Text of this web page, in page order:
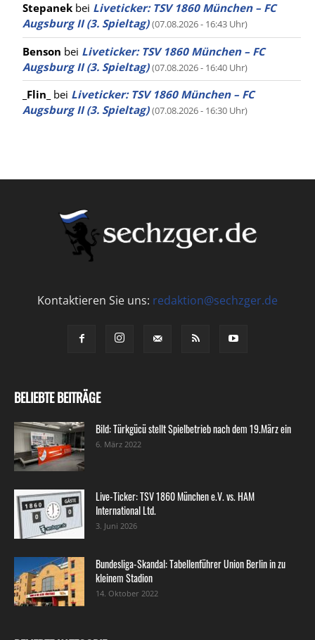
Stepanek bei Liveticker: TSV 1860 München – FC
Augsburg II (3. Spieltag) (07.08.2026 - 16:43 Uhr)
Benson bei Liveticker: TSV 1860 München – FC
Augsburg II (3. Spieltag) (07.08.2026 - 16:40 Uhr)
_Flin_ bei Liveticker: TSV 1860 München – FC
Augsburg II (3. Spieltag) (07.08.2026 - 16:30 Uhr)
Kontaktieren Sie uns: redaktion@sechzger.de
BELIEBTE BEITRÄGE
Bild: Türkgücü stellt Spielbetrieb nach dem 19.März ein
6. März 2022
Live-Ticker: TSV 1860 München e.V. vs. HAM
International Ltd.
3. Juni 2026
Bundesliga-Skandal: Tabellenführer Union Berlin in zu
kleinem Stadion
14. Oktober 2022